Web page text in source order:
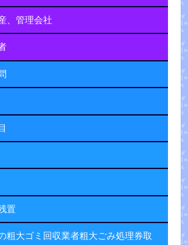
、管理会社
置
大ゴミ回収業者粗大ごみ処理券取